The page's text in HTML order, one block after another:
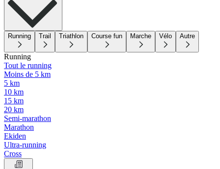
Running Trail Triathlon Course fun Marche Vélo Autre
Running
Tout le running
Moins de 5 km
5 km
10 km
15 km
20 km
Semi-marathon
Marathon
Ekiden
Ultra-running
Cross